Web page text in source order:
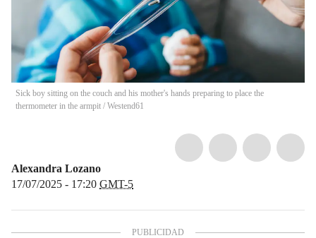
Sick boy sitting on the couch and his mother's hands preparing to place the
thermometer in the armpit / Westend61
Alexandra Lozano
17/07/2025 - 17:20 GMT-5